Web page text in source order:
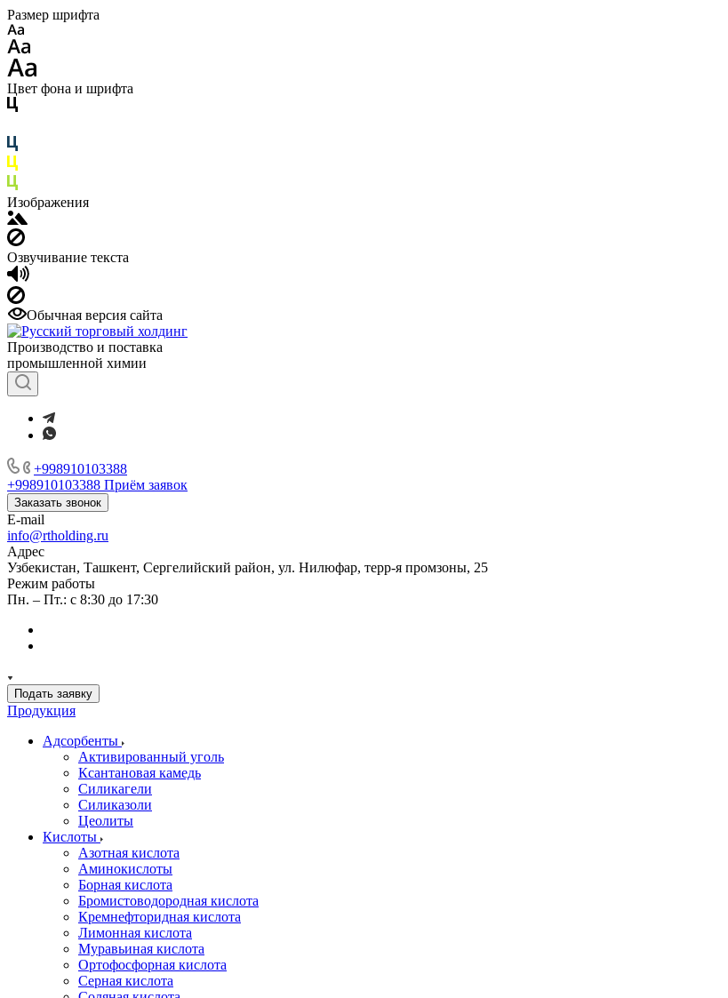
Размер шрифта
Цвет фона и шрифта
Изображения
Озвучивание текста
Обычная версия сайта
Производство и поставка
промышленной химии
+998910103388
+998910103388 Приём заявок
Заказать звонок
E-mail
info@rtholding.ru
Адрес
Узбекистан, Ташкент, Сергелийский район, ул. Нилюфар, терр-я промзоны, 25
Режим работы
Пн. – Пт.: с 8:30 до 17:30
Подать заявку
Продукция
Адсорбенты
Активированный уголь
Ксантановая камедь
Силикагели
Силиказоли
Цеолиты
Кислоты
Азотная кислота
Аминокислоты
Борная кислота
Бромистоводородная кислота
Кремнефторидная кислота
Лимонная кислота
Муравьиная кислота
Ортофосфорная кислота
Серная кислота